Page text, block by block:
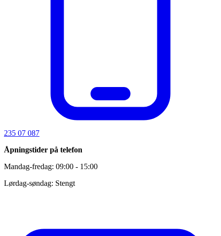
235 07 087
Åpningstider på telefon
Mandag-fredag: 09:00 - 15:00
Lørdag-søndag: Stengt